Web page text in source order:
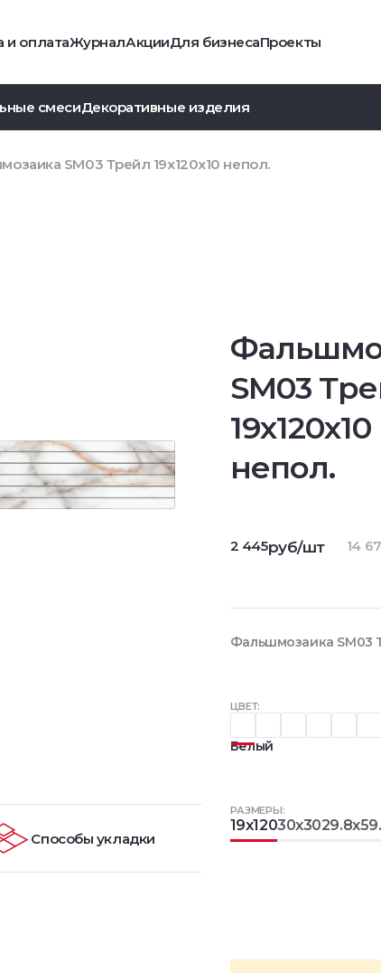
и оплатаЖурналАкцииДля бизнесаПроекты
смесиДекоративные изделия
SM03 Трейл 19x120x10 непол.
SM03
19x120x10
непол.
ЦВЕТ:
Белый
РАЗМЕРЫ:
19x12030x30
2 445руб/шт 14
Фальшмозаика SM03
Способы укладки